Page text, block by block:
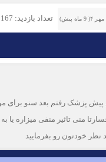
تعداد بازدید: 167
پزشک رفتم بعد سنو برای
منی تاثیر منفی میزاره یا
خودتون رو بفرمایید